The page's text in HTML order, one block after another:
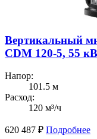
Вертикальный
CDM 120-5, 55
Напор:
101.5 м
Расход:
120 м³/ч
620 487 ₽ Подробнее